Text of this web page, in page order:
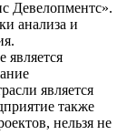
Девелопментс».
анализа и
является
является
также
нельзя не